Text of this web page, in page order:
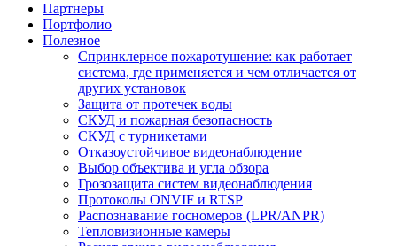
Партнеры
Портфолио
Полезное
Спринклерное пожаротушение: как работает
система, где применяется и чем отличается от
других установок
Защита от протечек воды
СКУД и пожарная безопасность
СКУД с турникетами
Отказоустойчивое видеонаблюдение
Выбор объектива и угла обзора
Грозозащита систем видеонаблюдения
Протоколы ONVIF и RTSP
Распознавание госномеров (LPR/ANPR)
Тепловизионные камеры